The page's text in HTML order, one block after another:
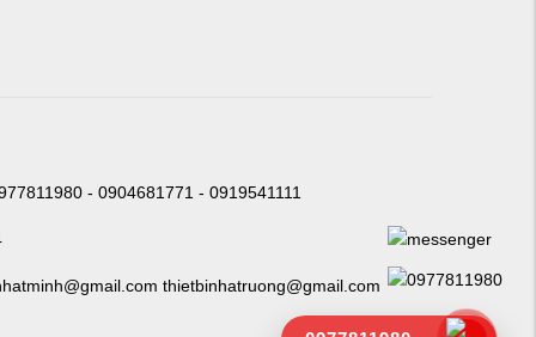
- 0904681771 - 0919541111
thietbinhatruong@gmail.com